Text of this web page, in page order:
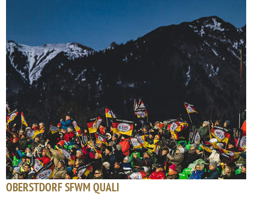
OBERSTDORF SFWM QUALI